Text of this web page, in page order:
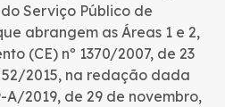
Serviço Público de
abrangem as Áreas 1 e 2,
(CE) nº 1370/2007, de 23
2015, na redação dada
A/2019, de 29 de novembro,